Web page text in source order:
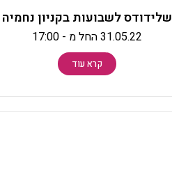
שלידודס לשבועות בקניון נחמיה
31.05.22 החל מ - 17:00
קרא עוד